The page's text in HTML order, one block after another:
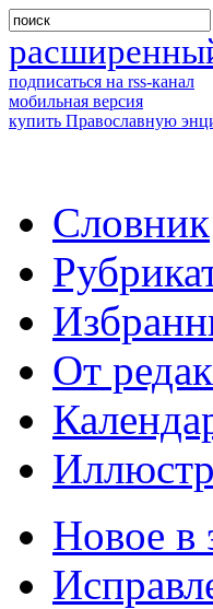
подписаться на rss-канал
мобильная версия
купить Православную
Словник
От
Новое в